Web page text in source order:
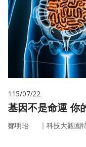
115/07/22
基因
鄒明珆 ｜ 科技大觀園